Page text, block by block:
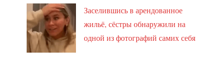
Заселившись в арендованное
жильё, сёстры обнаружили на
одной из фотографий самих себя